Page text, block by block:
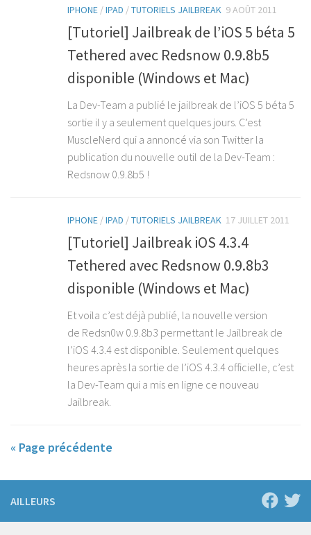
IPHONE /IPAD /TUTORIELS JAILBREAK 9 AOÛT 2011
[Tutoriel] Jailbreak de l’iOS 5 béta 5
Tethered avec Redsnow 0.9.8b5
disponible (Windows et Mac)
La Dev-Team a publié le jailbreak de l’iOS 5 béta 5
sortie il y a seulement quelques jours. C’est
MuscleNerd qui a annoncé via son Twitter la
publication du nouvelle outil de la Dev-Team :
Redsnow 0.9.8b5 !
IPHONE /IPAD /TUTORIELS JAILBREAK 17 JUILLET 2011
[Tutoriel] Jailbreak iOS 4.3.4
Tethered avec Redsnow 0.9.8b3
disponible (Windows et Mac)
Et voila c’est déjà publié, la nouvelle version
de Redsn0w 0.9.8b3 permettant le Jailbreak de
l’iOS 4.3.4 est disponible. Seulement quelques
heures après la sortie de l’iOS 4.3.4 officielle, c’est
la Dev-Team qui a mis en ligne ce nouveau
Jailbreak.
« Page précédente
AILLEURS